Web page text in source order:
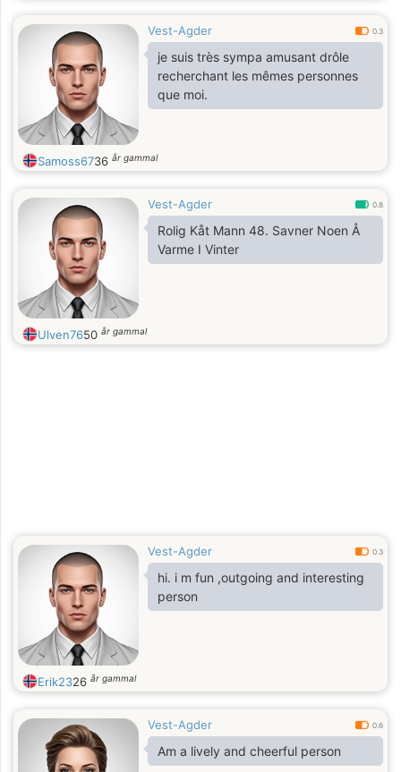
Vest-Agder 0.3
je suis très sympa amusant drôle
recherchant les mêmes personnes
que moi.
Samoss6736 år gammal
Vest-Agder 0.8
Rolig Kåt Mann 48. Savner Noen Å
Varme I Vinter
Ulven7650 år gammal
Vest-Agder 0.3
hi. i m fun ,outgoing and interesting
person
Erik2326 år gammal
Vest-Agder 0.6
Am a lively and cheerful person